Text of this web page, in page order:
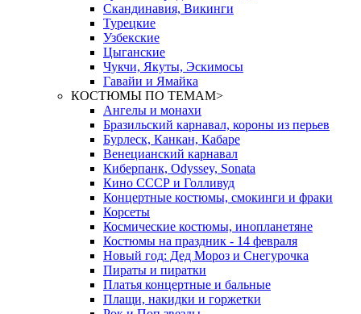
Скандинавия, Викинги
Турецкие
Узбекские
Цыганские
Чукчи, Якуты, Эскимосы
Гавайи и Ямайка
КОСТЮМЫ ПО ТЕМАМ>
Ангелы и монахи
Бразильский карнавал, короны из перьев
Бурлеск, Канкан, Кабаре
Венецианский карнавал
Киберпанк, Odyssey, Sonata
Кино СССР и Голливуд
Концертные костюмы, смокинги и фраки
Корсеты
Космические костюмы, инопланетяне
Костюмы на праздник - 14 февраля
Новый год: Дед Мороз и Снегурочка
Пираты и пиратки
Платья концертные и бальные
Плащи, накидки и горжетки